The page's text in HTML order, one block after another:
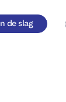
de slag